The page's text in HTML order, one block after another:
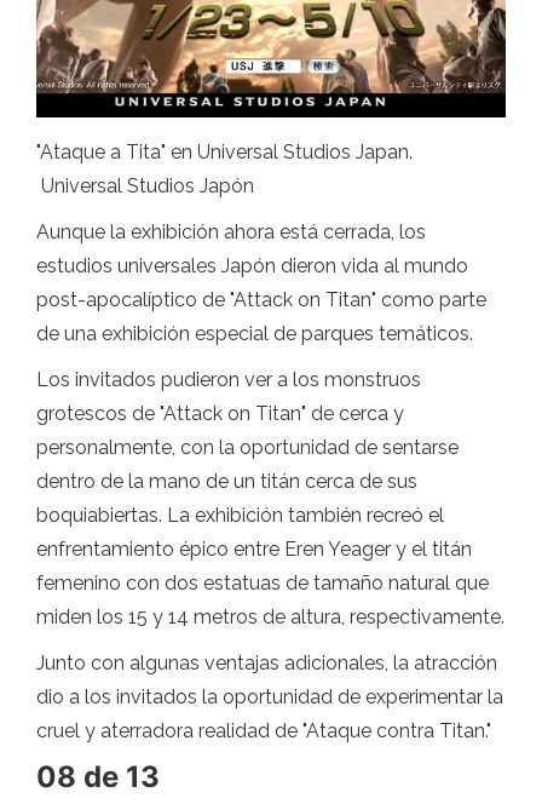
"Ataque a Tita" en Universal Studios Japan.
Universal Studios Japón
Aunque la exhibición ahora está cerrada, los
estudios universales Japón dieron vida al mundo
post-apocalíptico de "Attack on Titan" como parte
de una exhibición especial de parques temáticos.
Los invitados pudieron ver a los monstruos
grotescos de "Attack on Titan" de cerca y
personalmente, con la oportunidad de sentarse
dentro de la mano de un titán cerca de sus
boquiabiertas. La exhibición también recreó el
enfrentamiento épico entre Eren Yeager y el titán
femenino con dos estatuas de tamaño natural que
miden los 15 y 14 metros de altura, respectivamente.
Junto con algunas ventajas adicionales, la atracción
dio a los invitados la oportunidad de experimentar la
cruel y aterradora realidad de "Ataque contra Titan."
08 de 13